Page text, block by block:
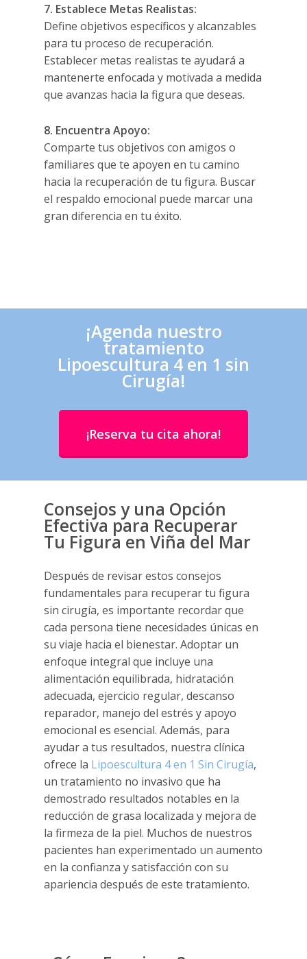
7. Establece Metas Realistas:
Define objetivos específicos y alcanzables
para tu proceso de recuperación.
Establecer metas realistas te ayudará a
mantenerte enfocada y motivada a medida
que avanzas hacia la figura que deseas.
8. Encuentra Apoyo:
Comparte tus objetivos con amigos o
familiares que te apoyen en tu camino
hacia la recuperación de tu figura. Buscar
el respaldo emocional puede marcar una
gran diferencia en tu éxito.
¡Agenda nuestro
tratamiento
Lipoescultura 4 en 1 sin
Cirugía!
¡Reserva tu cita ahora!
Consejos y una Opción
Efectiva para Recuperar
Tu Figura en Viña del Mar
Después de revisar estos consejos
fundamentales para recuperar tu figura
sin cirugía, es importante recordar que
cada persona tiene necesidades únicas en
su viaje hacia el bienestar. Adoptar un
enfoque integral que incluye una
alimentación equilibrada, hidratación
adecuada, ejercicio regular, descanso
reparador, manejo del estrés y apoyo
emocional es esencial. Además, para
ayudar a tus resultados, nuestra clínica
ofrece la Lipoescultura 4 en 1 Sin Cirugía,
un tratamiento no invasivo que ha
demostrado resultados notables en la
reducción de grasa localizada y mejora de
la firmeza de la piel. Muchos de nuestros
pacientes han experimentado un aumento
en la confianza y satisfacción con su
apariencia después de este tratamiento.